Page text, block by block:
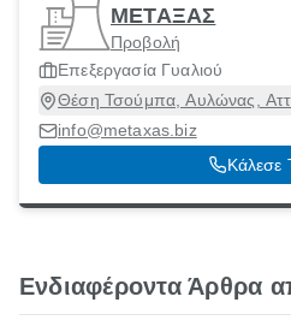
ΜΕΤΑΞΑΣ
Προβολή
Επεξεργασία Γυαλιού
Θέση Τσούμπα, Αυλώνας,
info@metaxas.biz
Κάλεσε
Ενδιαφέροντα Άρθρα